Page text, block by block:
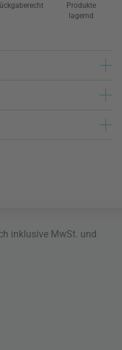
Produkte
lagernd
inklusive MwSt. und